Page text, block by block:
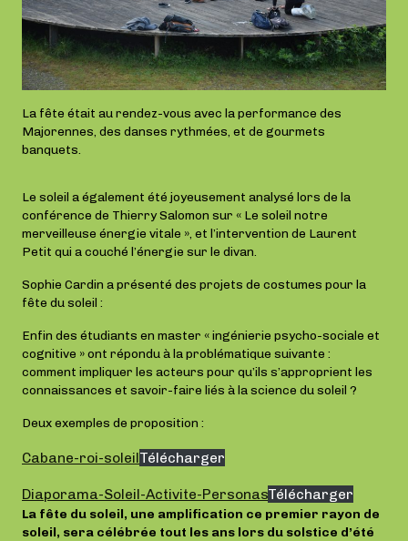
La fête était au rendez-vous avec la performance des
Majorennes, des danses rythmées, et de gourmets
banquets.
Le soleil a également été joyeusement analysé lors de la
conférence de Thierry Salomon sur « Le soleil notre
merveilleuse énergie vitale », et l’intervention de Laurent
Petit qui a couché l’énergie sur le divan.
Sophie Cardin a présenté des projets de costumes pour la
fête du soleil :
Enfin des étudiants en master « ingénierie psycho-sociale et
cognitive » ont répondu à la problématique suivante :
comment impliquer les acteurs pour qu’ils s’approprient les
connaissances et savoir-faire liés à la science du soleil ?
Deux exemples de proposition :
Cabane-roi-soleilTélécharger
Diaporama-Soleil-Activite-PersonasTélécharger
La fête du soleil, une amplification ce premier rayon de
soleil, sera célébrée tout les ans lors du solstice d’été